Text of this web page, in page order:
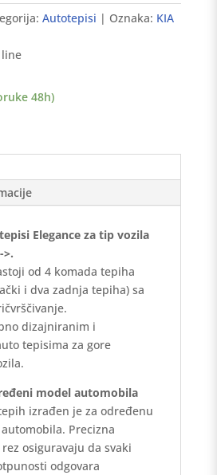
Autotepisi Oznaka: KIA
line
48h)
Elegance za tip vozila
>.
od 4 komada tepiha
i dva zadnja tepiha) sa
dizajniranim i
tepisima za gore
model automobila
izrađen je za određenu
Precizna
osiguravaju da svaki
odgovara